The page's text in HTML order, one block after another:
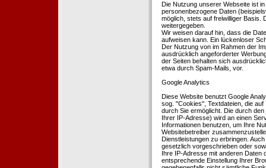
Die Nutzung unserer Webseite ist
personenbezogene Daten
möglich, stets auf freiwilliger Basis.
weitergegeben.
Wir weisen darauf hin, dass die
aufweisen kann. Ein lückenloser
Der Nutzung von im Rahmen der
ausdrücklich angeforderter
der Seiten behalten sich
etwa durch Spam-Mails, vor.
Google Analytics
Diese Website benutzt Google
sog. ''Cookies'', Textdateien, die
durch Sie ermöglicht. Die durch
Ihrer IP-Adresse) wird an einen
Informationen benutzen, um Ihre
Websitebetreiber
Dienstleistungen zu erbringen.
gesetzlich vorgeschrieben oder
Ihre IP-Adresse mit anderen Daten
entsprechende Einstellung Ihrer